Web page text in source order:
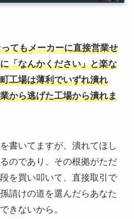
てもメーカーに直接営業せ
「なんかください」と楽な
工場は薄利でいずれ潰れ
から逃げた工場から潰れま
書いてますが、潰れてほし
のであり、その根拠がただ
を買い叩いて、直接取引で
請けの道を選んだらあなた
きないから。